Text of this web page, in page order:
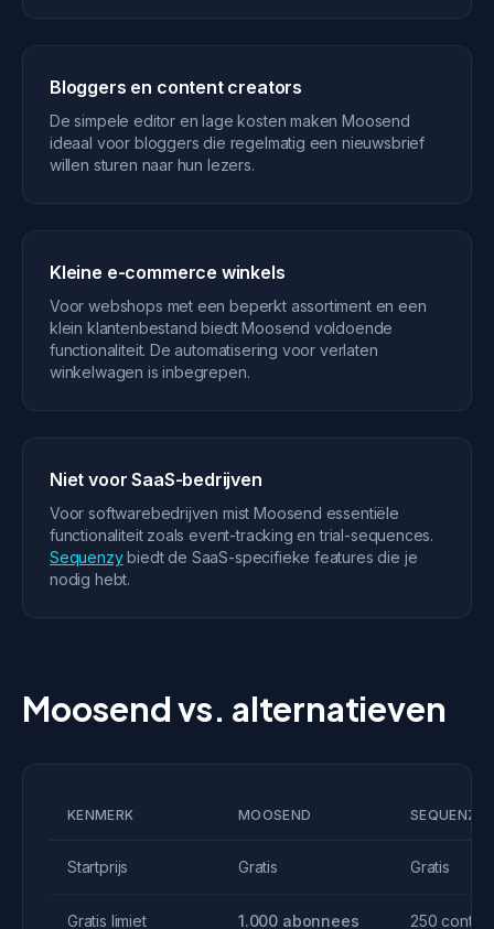
Bloggers en content creators
De simpele editor en lage kosten maken Moosend
ideaal voor bloggers die regelmatig een nieuwsbrief
willen sturen naar hun lezers.
Kleine e-commerce winkels
Voor webshops met een beperkt assortiment en een
klein klantenbestand biedt Moosend voldoende
functionaliteit. De automatisering voor verlaten
winkelwagen is inbegrepen.
Niet voor SaaS-bedrijven
Voor softwarebedrijven mist Moosend essentiële
functionaliteit zoals event-tracking en trial-sequences.
Sequenzybiedt de SaaS-specifieke features die je
nodig hebt.
Moosend vs. alternatieven
KENMERK MOOSEND SEQUENZY
Startprijs Gratis Gratis
Gratis limiet 1.000 abonnees 250